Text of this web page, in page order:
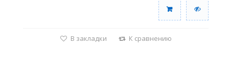
В закладки К сравнению